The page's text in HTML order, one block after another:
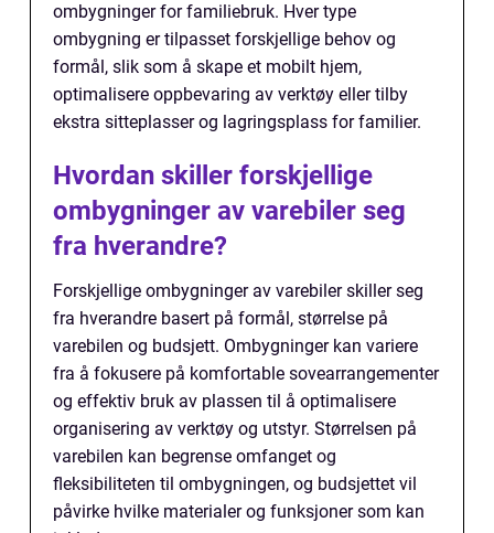
ombygninger for familiebruk. Hver type
ombygning er tilpasset forskjellige behov og
formål, slik som å skape et mobilt hjem,
optimalisere oppbevaring av verktøy eller tilby
ekstra sitteplasser og lagringsplass for familier.
Hvordan skiller forskjellige
ombygninger av varebiler seg
fra hverandre?
Forskjellige ombygninger av varebiler skiller seg
fra hverandre basert på formål, størrelse på
varebilen og budsjett. Ombygninger kan variere
fra å fokusere på komfortable sovearrangementer
og effektiv bruk av plassen til å optimalisere
organisering av verktøy og utstyr. Størrelsen på
varebilen kan begrense omfanget og
fleksibiliteten til ombygningen, og budsjettet vil
påvirke hvilke materialer og funksjoner som kan